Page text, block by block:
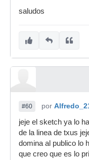
saludos
#60 por
jeje el sketch ya lo
de la linea de txus
domina al publico lo
que creo que es lo